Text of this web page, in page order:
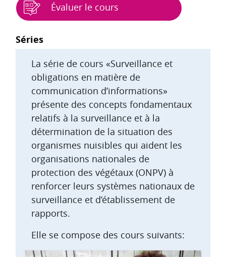
Évaluer le cours
Blocs
Séries
La série de cours «Surveillance et
obligations en matière de
communication d’informations»
présente des concepts fondamentaux
relatifs à la surveillance et à la
détermination de la situation des
organismes nuisibles qui aident les
organisations nationales de
protection des végétaux (ONPV) à
renforcer leurs systèmes nationaux de
surveillance et d’établissement de
rapports.
Elle se compose des cours suivants: